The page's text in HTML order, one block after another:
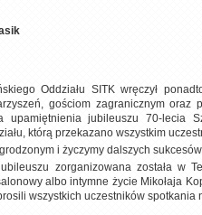
Oddziału SITK wręczył
gościom zagranicznym oraz
upamiętnienia jubileuszu 70-lecia
którą przekazano wszystkim
i życzymy dalszych
zorganizowana została w
albo intymne życie Mikołaja
wszystkich uczestników